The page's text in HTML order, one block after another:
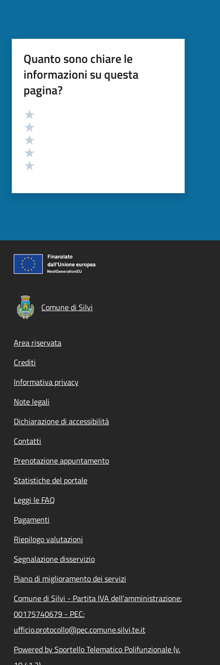
Quanto sono chiare le
informazioni su questa
pagina?
Valutazione
Comune di Silvi
Footer menu
Area riservata
Crediti
Informativa privacy
Note legali
Dichiarazione di accessibilità
Contatti
Prenotazione appuntamento
Statistiche del portale
Leggi le FAQ
Pagamenti
Riepilogo valutazioni
Segnalazione disservizio
Piano di miglioramento dei servizi
Comune di Silvi - Partita IVA dell'amministrazione:
00175740679 - PEC:
ufficio.protocollo@pec.comune.silvi.te.it
Powered by Sportello Telematico Polifunzionale (v.